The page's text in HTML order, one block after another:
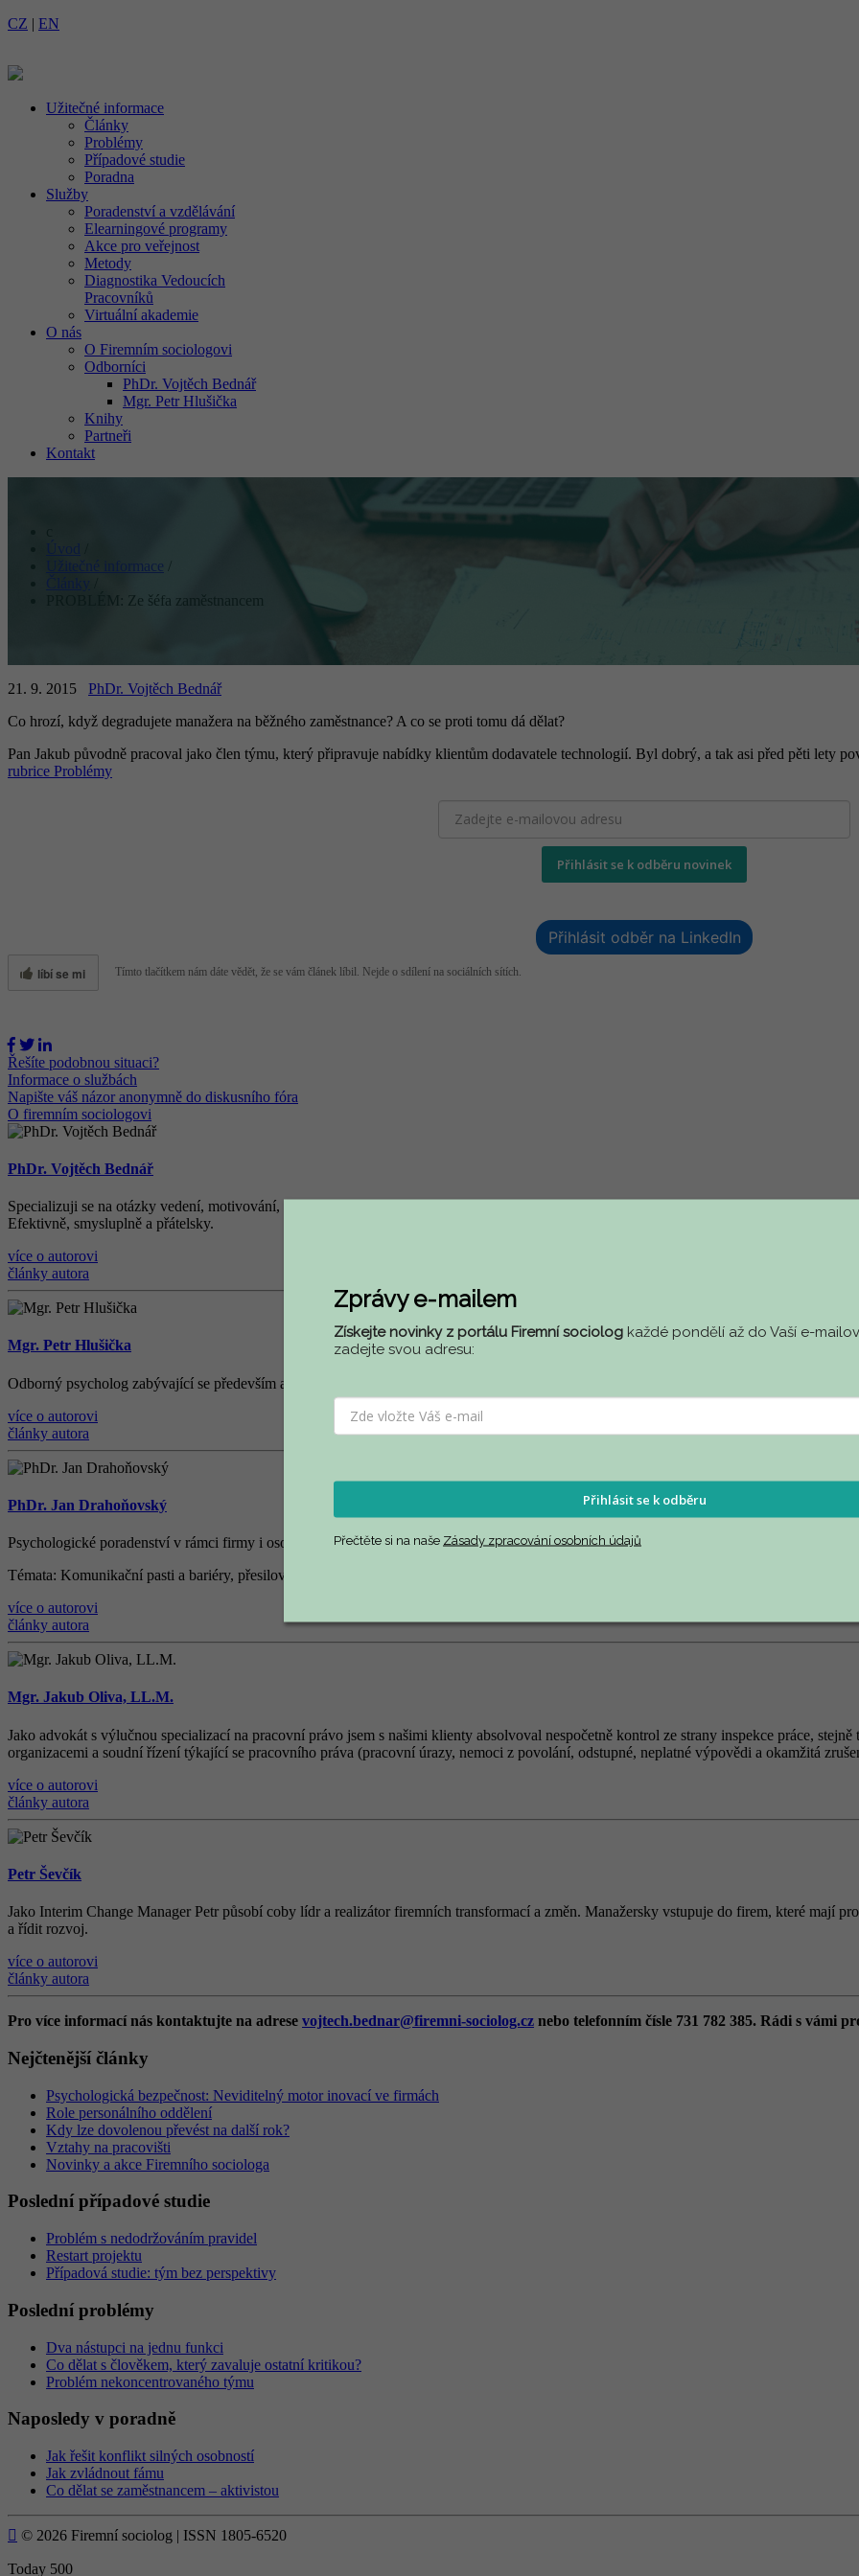
CZ | EN
Užitečné informace
Články
Problémy
Případové studie
Poradna
Služby
Poradenství a vzdělávání
Elearningové programy
Akce pro veřejnost
Metody
Diagnostika Vedoucích
Pracovníků
Virtuální akademie
O nás
O Firemním sociologovi
Odborníci
PhDr. Vojtěch Bednář
Mgr. Petr Hlušička
Knihy
Partneři
Kontakt
Užitečné informace /
PROBLÉM: Ze šéfa zaměstnancem
21. 9. 2015
PhDr. Vojtěch Bednář
Co hrozí, když degradujete manažera na běžného zaměstnance? A co se proti tomu dá dělat?
Pan Jakub původně pracoval jako člen týmu, který připravuje nabídky klientům dodavatele technologií. Byl dobrý, a tak asi před pěti lety
rubrice Problémy
Přihlásit se k odběru novinek
Přihlásit odběr na LinkedIn
líbí se mi Tímto tlačítkem nám dáte vědět, že se vám článek líbil. Nejde o sdílení na sociálních sítích.
Řešíte podobnou situaci?
Informace o službách
Napište váš názor anonymně do diskusního fóra
O firemním sociologovi
PhDr. Vojtěch Bednář
Specializuji se na otázky vedení, motivování, řízení lidí ve firmách, vytváření a udržování firemní kultury. Pracuji s manažery a vedoucími
Efektivně, smysluplně a přátelsky.
více o autorovi
články autora
Mgr. Petr Hlušička
Odborný psycholog zabývající se především aplikovanou psychologií v oblasti lidských zdrojů.
více o autorovi
články autora
PhDr. Jan Drahoňovský
Psychologické poradenství v rámci firmy i osobního života, školení , semináře
Témata: Komunikační pasti a bariéry, přesilov
více o autorovi
články autora
Mgr. Jakub Oliva, LL.M.
Jako advokát s výlučnou specializací na pracovní právo jsem s našimi klienty absolvoval nespočetně kontrol ze strany inspekce práce,
organizacemi a soudní řízení týkající se pracovního práva (pracovní úrazy, nemoci z povolání, odstupné, neplatné výpovědi a okamžitá
více o autorovi
články autora
Petr Ševčík
Jako Interim Change Manager Petr působí coby lídr a realizátor firemních transformací a změn. Manažersky vstupuje do firem, které mají
a řídit rozvoj.
více o autorovi
články autora
Pro více informací nás kontaktujte na adrese vojtech.bednar@firemni-sociolog.cz nebo telefonním čísle 731 782 385. Rádi s vámi
Nejčtenější články
Psychologická bezpečnost: Neviditelný motor inovací ve firmách
Role personálního oddělení
Kdy lze dovolenou převést na další rok?
Vztahy na pracovišti
Novinky a akce Firemního sociologa
Poslední případové studie
Problém s nedodržováním pravidel
Restart projektu
Případová studie: tým bez perspektivy
Poslední problémy
Dva nástupci na jednu funkci
Co dělat s člověkem, který zavaluje ostatní kritikou?
Problém nekoncentrovaného týmu
Naposledy v poradně
Jak řešit konflikt silných osobností
Jak zvládnout fámu
Co dělat se zaměstnancem – aktivistou
 © 2026 Firemní sociolog | ISSN 1805-6520
Today 500
Zprávy e-mailem
Získejte novinky z portálu Firemní sociolog každé pondělí až do Vaší e-
zadejte svou adresu:
Přihlásit se k odběru
Přečtěte si na naše Zásady zpracování osobních údajů